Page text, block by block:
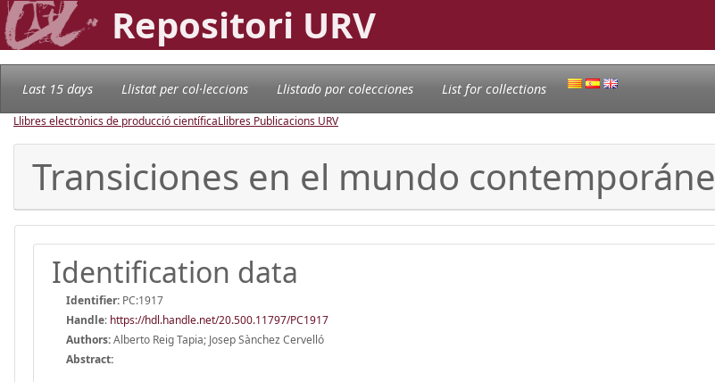
Repositori URV
Last 15 days Llistat per col·leccions Llistado por colecciones List for collections
Llibres electrònics de producció científicaLlibres Publicacions URV
Transiciones en el mundo
Identification data
Identifier: PC:1917
Handle: https://hdl.handle.net/20.500.11797/PC1917
Authors:Alberto Reig Tapia; Josep Sànchez Cervelló
Abstract: